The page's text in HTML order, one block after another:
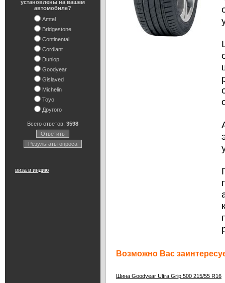
установлены на вашем
автомобиле?
Amtel
Bridgestone
Continental
Cordiant
Dunlop
Goodyear
Gislaved
Michelin
Toyo
Другого
Всего ответов: 3598
Ответить
Результаты опроса
виза в индию
Возможно Вас
Шина Goodyear Ultra Grip 500 215/55 R16